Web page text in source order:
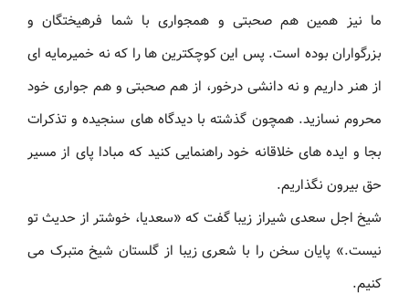
ما نیز همین هم صحبتی و همجواری با شما فرهیختگان و
بزرگواران بوده است. پس این کوچکترین ها را که نه خمیرمایه ای
از هنر داریم و نه دانشی درخور، از هم صحبتی و هم جواری خود
محروم نسازید. همچون گذشته با دیدگاه های سنجیده و تذکرات
بجا و ایده های خلاقانه خود راهنمایی کنید که مبادا پای از مسیر
حق بیرون نگذاریم.
شیخ اجل سعدی شیراز زیبا گفت که «سعدیا، خوشتر از حدیث تو
نیست.» پایان سخن را با شعری زیبا از گلستان شیخ متبرک می
کنیم.